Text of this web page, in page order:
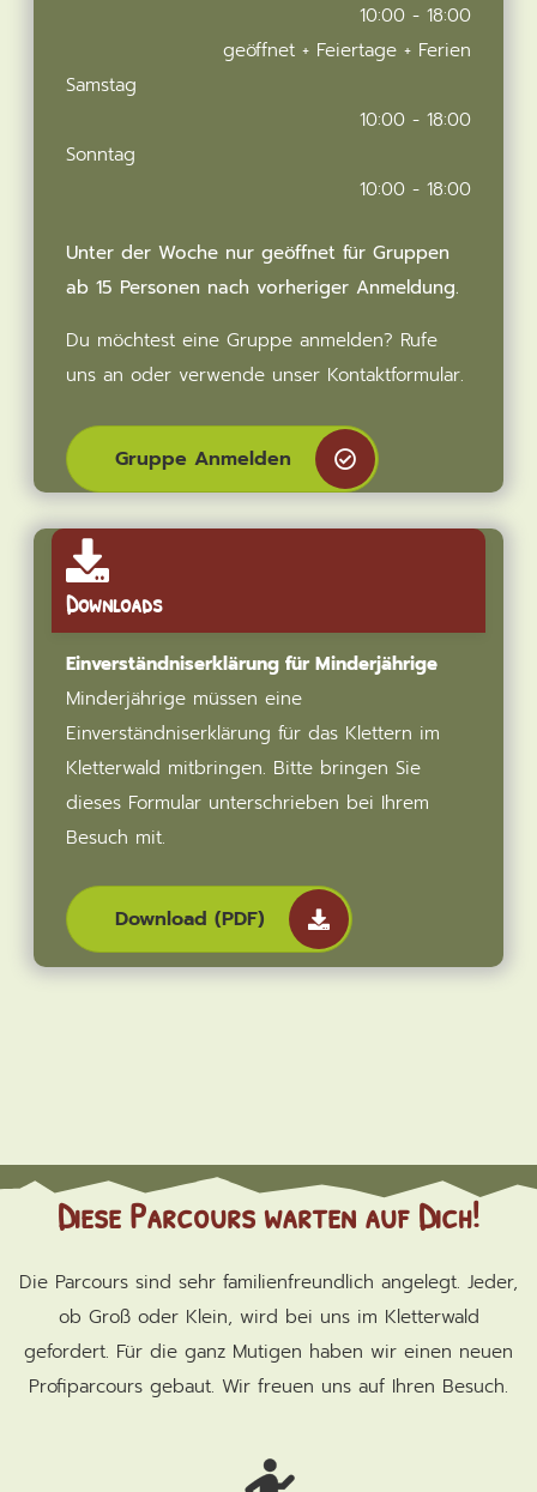
10:00 - 18:00
geöffnet + Feiertage + Ferien
Samstag
10:00 - 18:00
Sonntag
10:00 - 18:00
Unter der Woche nur geöffnet für Gruppen
ab 15 Personen nach vorheriger Anmeldung.
Du möchtest eine Gruppe anmelden? Rufe
uns an oder verwende unser Kontaktformular.
Gruppe Anmelden
Downloads
Einverständniserklärung für Minderjährige
Minderjährige müssen eine
Einverständniserklärung für das Klettern im
Kletterwald mitbringen. Bitte bringen Sie
dieses Formular unterschrieben bei Ihrem
Besuch mit.
Download (PDF)
Diese Parcours warten auf Dich!
Die Parcours sind sehr familienfreundlich angelegt. Jeder,
ob Groß oder Klein, wird bei uns im Kletterwald
gefordert. Für die ganz Mutigen haben wir einen neuen
Profiparcours gebaut. Wir freuen uns auf Ihren Besuch.